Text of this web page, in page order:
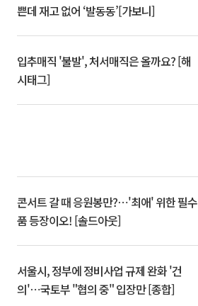
쁜데 재고 없어 ‘발동동’[가보니]
입추매직 '불발', 처서매직은 올까요? [해
시태그]
콘서트 갈 때 응원봉만?⋯'최애' 위한 필수
품 등장이오! [솔드아웃]
서울시, 정부에 정비사업 규제 완화 '건
의'⋯국토부 "협의 중" 입장만 [종합]